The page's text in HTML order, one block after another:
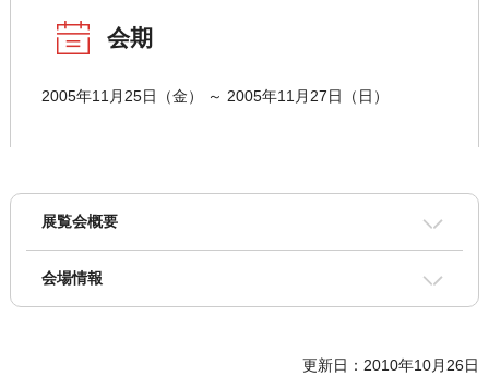
会期
2005年11月25日（金） ～ 2005年11月27日（日）
展覧会概要
会場情報
更新日：2010年10月26日